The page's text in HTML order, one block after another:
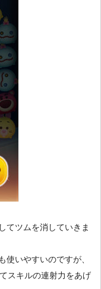
てツムを消していきま
使いやすいのですが、
スキルの連射力をあげ